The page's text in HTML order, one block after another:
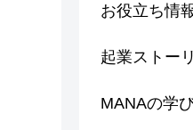
お役立ち情
起業ストー
MANAの学